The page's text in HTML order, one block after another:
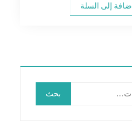
إضافة إلى السلة
بحث